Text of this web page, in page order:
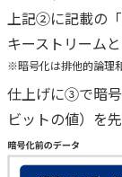
上記②に記載の「
キーストリーム
※暗号化は排他的論理
仕上げに③で暗
ビットの値）を